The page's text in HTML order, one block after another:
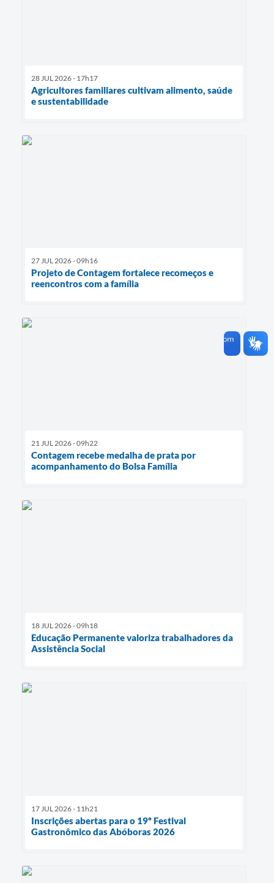
28 JUL 2026 - 17h17
Agricultores familiares cultivam alimento, saúde
e sustentabilidade
27 JUL 2026 - 09h16
Projeto de Contagem fortalece recomeços e
reencontros com a família
21 JUL 2026 - 09h22
Contagem recebe medalha de prata por
acompanhamento do Bolsa Família
18 JUL 2026 - 09h18
Educação Permanente valoriza trabalhadores da
Assistência Social
17 JUL 2026 - 11h21
Inscrições abertas para o 19º Festival
Gastronômico das Abóboras 2026